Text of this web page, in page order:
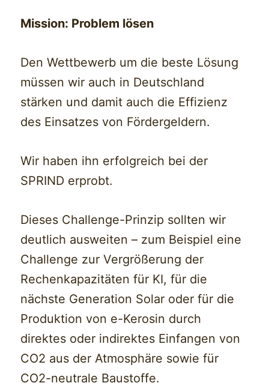
Mission: Problem lösen
Den Wettbewerb um die beste Lösung
müssen wir auch in Deutschland
stärken und damit auch die Effizienz
des Einsatzes von Fördergeldern.
Wir haben ihn erfolgreich bei der
SPRIND erprobt.
Dieses Challenge-Prinzip sollten wir
deutlich ausweiten – zum Beispiel eine
Challenge zur Vergrößerung der
Rechenkapazitäten für KI, für die
nächste Generation Solar oder für die
Produktion von e-Kerosin durch
direktes oder indirektes Einfangen von
CO2 aus der Atmosphäre sowie für
CO2-neutrale Baustoffe.